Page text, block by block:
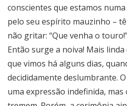
conscientes que estamos
pelo seu espírito mauzinho –
não gritar: “Que venha o
Então surge a noiva! Mais
que vimos há alguns dias,
decididamente deslumbrante.
uma expressão indefinida,